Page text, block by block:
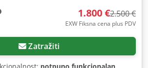
1.800 €2.500 €
EXW Fiksna cena plus PDV
Zatražiti